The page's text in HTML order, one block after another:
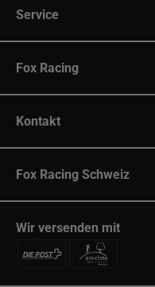
Service
Fox Racing
Kontakt
Fox Racing Schweiz
Wir versenden mit